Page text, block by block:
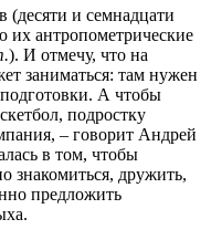
(десяти и семнадцати
антропометрические
). И отмечу, что на
заниматься: там нужен
А чтобы
подростку
– говорит Андрей
в том, чтобы
знакомиться, дружить,
предложить